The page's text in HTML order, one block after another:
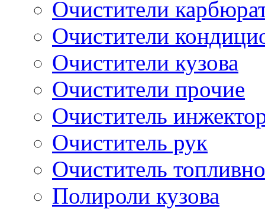
Очистители
Очистители
Очистители кузова
Очистители прочие
Очиститель
Очиститель рук
Очиститель
Полироли кузова